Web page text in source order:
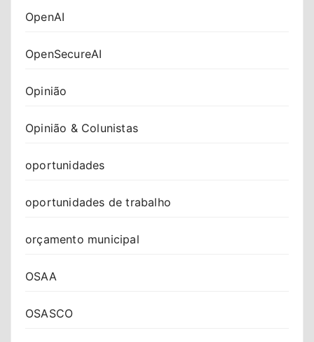
OpenAI
OpenSecureAI
Opinião
Opinião & Colunistas
oportunidades
oportunidades de trabalho
orçamento municipal
OSAA
OSASCO